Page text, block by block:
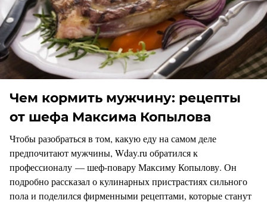
Чем кормить мужчину: рецепты
от шефа Максима Копылова
Чтобы разобраться в том, какую еду на самом деле
предпочитают мужчины, Wday.ru обратился к
профессионалу — шеф-повару Максиму Копылову. Он
подробно рассказал о кулинарных пристрастиях сильного
пола и поделился фирменными рецептами, которые станут